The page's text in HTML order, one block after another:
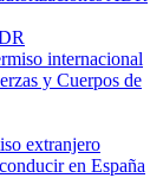
internacional
y Cuerpos de
extranjero
en España